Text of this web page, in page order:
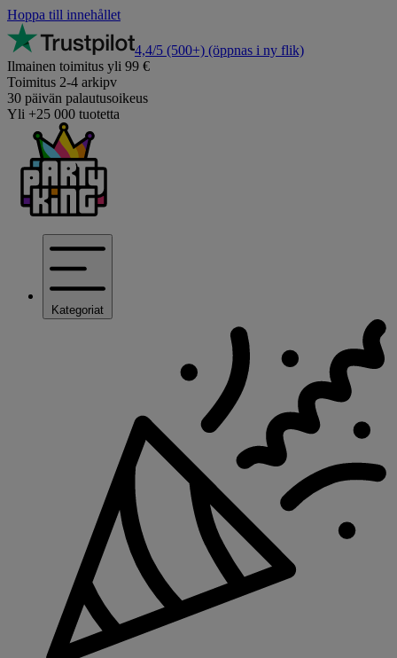
Hoppa till innehållet
4,4/5 (500+) (öppnas i ny flik)
Ilmainen toimitus yli 99 €
Toimitus 2-4 arkipv
30 päivän palautusoikeus
Yli +25 000 tuotetta
Kategoriat